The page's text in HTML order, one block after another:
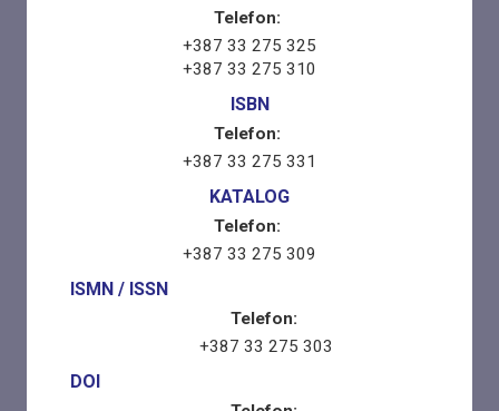
Telefon:
+387 33 275 325
+387 33 275 310
ISBN
Telefon:
+387 33 275 331
KATALOG
Telefon:
+387 33 275 309
ISMN / ISSN
Telefon:
+387 33 275 303
DOI